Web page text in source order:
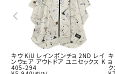
キウ KiU レインポンチョ 2ND レイ
ンウェア アウトドア ユニセックス K
405-294